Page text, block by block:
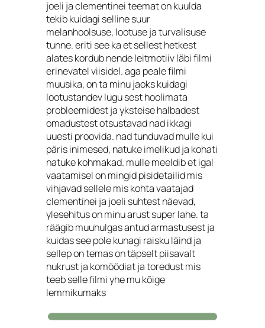
joeli ja clementinei teemat on kuulda
tekib kuidagi selline suur
melanhoolsuse, lootuse ja turvalisuse
tunne. eriti see ka et sellest hetkest
alates kordub nende leitmotiiv läbi filmi
erinevatel viisidel. aga peale filmi
muusika, on ta minu jaoks kuidagi
lootustandev lugu sest hoolimata
probleemidest ja yksteise halbadest
omadustest otsustavad nad ikkagi
uuesti proovida. nad tunduvad mulle kui
päris inimesed, natuke imelikud ja kohati
natuke kohmakad. mulle meeldib et igal
vaatamisel on mingid pisidetailid mis
vihjavad sellele mis kohta vaatajad
clementinei ja joeli suhtest näevad,
ylesehitus on minu arust super lahe. ta
räägib muuhulgas antud armastusest ja
kuidas see pole kunagi raisku läind ja
sellep on temas on täpselt piisavalt
nukrust ja komöödiat ja toredust mis
teeb selle filmi yhe mu kõige
lemmikumaks